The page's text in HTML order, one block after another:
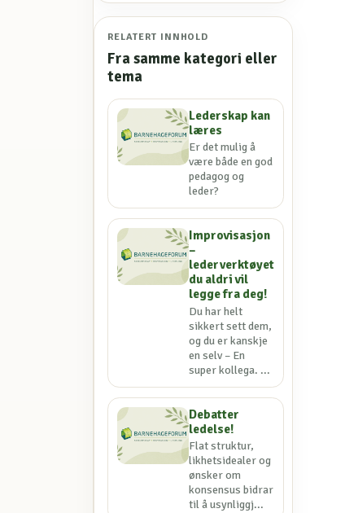
RELATERT INNHOLD
Fra samme kategori eller
tema
Lederskap kan
læres
Er det mulig å
være både en god
pedagog og
leder?
Improvisasjon
–
lederverktøyet
du aldri vil
legge fra deg!
Du har helt
sikkert sett dem,
og du er kanskje
en selv – En
super kollega. ...
Debatter
ledelse!
Flat struktur,
likhetsidealer og
ønsker om
konsensus bidrar
til å usynliggj...